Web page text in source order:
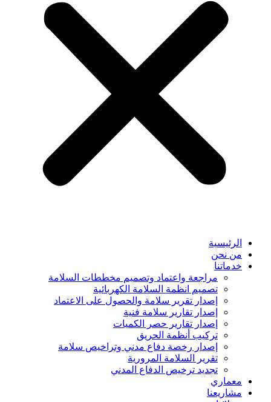
الرئيسية
من نحن
خدماتنا
مراجعة واعتماد وتصميم مخططات السلامة
تصميم انظمة السلامة الكهربائية
إصدار تقرير سلامة والحصول على الاعتماد
إصدار تقارير سلامة فنية
إصدار تقارير حصر الكميات
تركيب أنظمة الحريق
إصدار رخصة دفاع مدني وتراخيص سلامة
تقرير السلامة المرورية
تجديد ترخيص الدفاع المدني
معماري
مشاريعنا